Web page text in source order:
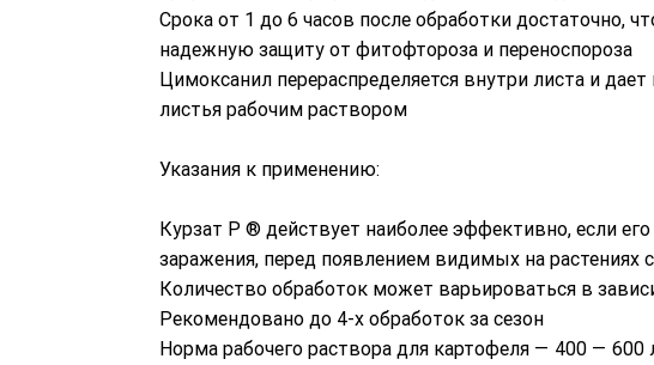
Срока от 1 до 6 часов после обработки достаточно,
надежную защиту от фитофтороза и переноспороза
Цимоксанил перераспределяется внутри листа и
листья рабочим раствором
Указания к применению:
Курзат Р ® действует наиболее эффективно, если
заражения, перед появлением видимых на растениях
Количество обработок может варьироваться в
Рекомендовано до 4-х обработок за сезон
Норма рабочего раствора для картофеля — 400 — 600